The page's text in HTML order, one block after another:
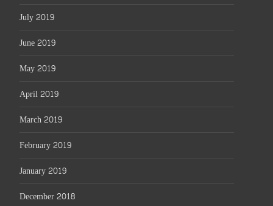
July 2019
June 2019
May 2019
April 2019
March 2019
February 2019
January 2019
December 2018